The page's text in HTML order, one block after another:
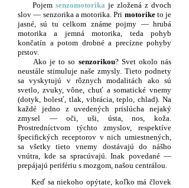
Pojem senzomotorika je zložená z dvoch
slov — senzorika a motorika. Pri motoriketo je
jasné, sú tu celkom známe pojmy — hrubá
motorika a jemná motorika, teda pohyb
končatín a potom drobné a precízne pohyby
prstov.
Ako je to so senzorikou? Svet okolo nás
neustále stimuluje naše zmysly. Tieto podnety
sa vyskytujú v rôznych modalitách ako sú
svetlo, zvuky, vône, chuť a somatické vnemy
(dotyk, bolesť, tlak, vibrácia, teplo, chlad). Na
každé jedno z uvedených prislúcha nejaký
zmysel — oči, uši, ústa, nos, koža.
Prostredníctvom týchto zmyslov, respektíve
špecifických receptorov v nich umiestnených,
sa všetky tieto vnemy dostávajú do nášho
vnútra, kde sa spracúvajú. Inak povedané —
prepájajú perifériu s mozgom, našou centrálou.
Keď sa niekoho opýtate, koľko má človek